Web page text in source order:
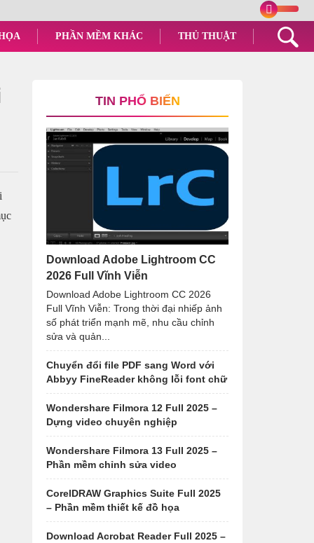
PHẦN MỀM KHÁC THỦ THUẬT
TIN PHỔ BIẾN
Download Adobe Lightroom CC
2026 Full Vĩnh Viễn
Download Adobe Lightroom CC 2026
Full Vĩnh Viễn: Trong thời đại nhiếp ảnh
số phát triển mạnh mẽ, nhu cầu chỉnh
sửa và quản...
Chuyển đổi file PDF sang Word với
Abbyy FineReader không lỗi font chữ
Wondershare Filmora 12 Full 2025 –
Dựng video chuyên nghiệp
Wondershare Filmora 13 Full 2025 –
Phần mềm chỉnh sửa video
CorelDRAW Graphics Suite Full 2025
– Phần mềm thiết kế đồ họa
Download Acrobat Reader Full 2025 –